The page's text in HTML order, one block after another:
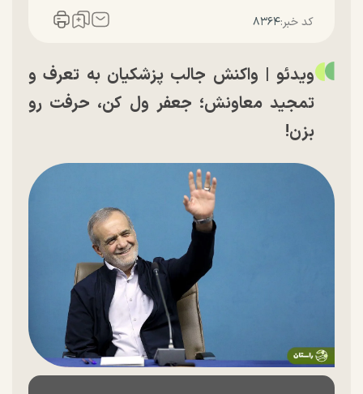
کد خبر:۸۳۶۴
ویدئو | واکنش جالب پزشکیان به تعرف و
تمجید معاونش؛ جعفر ول کن، حرفت رو
بزن!